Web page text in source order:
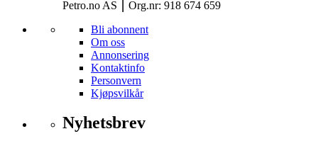
Petro.no AS ⎮ Org.nr: 918 674 659
Bli abonnent
Om oss
Annonsering
Kontaktinfo
Personvern
Kjøpsvilkår
Nyhetsbrev